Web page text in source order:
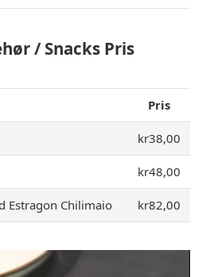
/ Snacks Pris
Pris
kr38,00
kr48,00
Estragon Chilimaio kr82,00